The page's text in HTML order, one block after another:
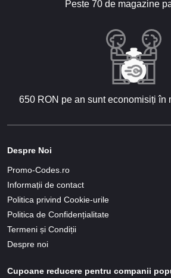
Peste 70 de magazine
650 RON pe an sunt economisiți în
Despre Noi
Promo-Codes.ro
Informații de contact
Politica privind Cookie-urile
Politica de Confidențialitate
Termeni și Condiții
Despre noi
Cupoane reducere pentru companii